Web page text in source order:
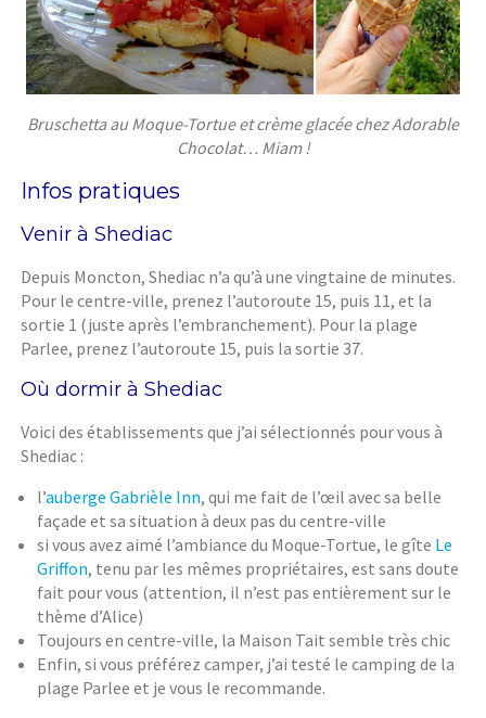
Bruschetta au Moque-Tortue et crème glacée chez Adorable
Chocolat… Miam !
Infos pratiques
Venir à Shediac
Depuis Moncton, Shediac n’a qu’à une vingtaine de minutes.
Pour le centre-ville, prenez l’autoroute 15, puis 11, et la
sortie 1 (juste après l’embranchement). Pour la plage
Parlee, prenez l’autoroute 15, puis la sortie 37.
Où dormir à Shediac
Voici des établissements que j’ai sélectionnés pour vous à
Shediac :
l’auberge Gabrièle Inn, qui me fait de l’œil avec sa belle
façade et sa situation à deux pas du centre-ville
si vous avez aimé l’ambiance du Moque-Tortue, le gîte Le
Griffon, tenu par les mêmes propriétaires, est sans doute
fait pour vous (attention, il n’est pas entièrement sur le
thème d’Alice)
Toujours en centre-ville, la Maison Tait semble très chic
Enfin, si vous préférez camper, j’ai testé le camping de la
plage Parlee et je vous le recommande.